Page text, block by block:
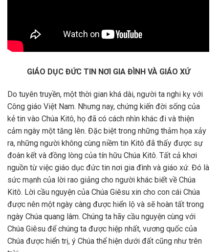
GIÁO DỤC ĐỨC TIN NƠI GIA ĐÌNH VÀ GIÁO XỨ
Do tuyên truyền, một thời gian khá dài, người ta nghi kỵ với
Công giáo Việt Nam. Nhưng nay, chứng kiến đời sống của
kẻ tin vào Chúa Kitô, họ đã có cách nhìn khác đi và thiện
cảm ngày một tăng lên. Đặc biệt trong những thảm họa xảy
ra, những người không cùng niềm tin Kitô đã thấy được sự
đoàn kết và đồng lòng của tín hữu Chúa Kitô. Tất cả khơi
nguồn từ việc giáo dục đức tin nơi gia đình và giáo xứ. Đó là
sức mạnh của lời rao giảng cho người khác biết về Chúa
Kitô. Lời cầu nguyện của Chúa Giêsu xin cho con cái Chúa
được nên một ngày càng được hiển lộ và sẽ hoàn tất trong
ngày Chúa quang lâm. Chúng ta hãy cầu nguyện cùng với
Chúa Giêsu để chúng ta được hiệp nhất, vương quốc của
Chúa được hiển trị, ý Chúa thể hiện dưới đất cũng như trên